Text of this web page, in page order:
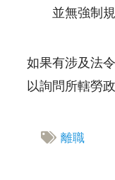
並無強制
如果有涉及法
以詢問所轄勞
離職